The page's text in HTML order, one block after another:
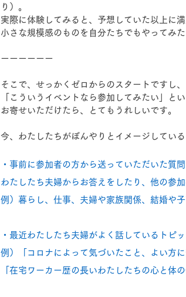
り）。
実際に体験してみると、予想していた以上に
小さな規模感のものを自分たちでもやってみた
ーーーーーー
そこで、せっかくゼロからのスタートですし
「こういうイベントなら参加してみたい」と
お寄せいただけたら、とてもうれしいです。
今、わたしたちがぼんやりとイメージしてい
・事前に参加者の方から送っていただいた質問
わたしたち夫婦からお答えをしたり、他の参
例）暮らし、仕事、夫婦や家族関係、結婚や
・最近わたしたち夫婦がよく話しているトピ
例）「コロナによって気づいたこと、よい方に
「在宅ワーカー歴の長いわたしたちの心と体